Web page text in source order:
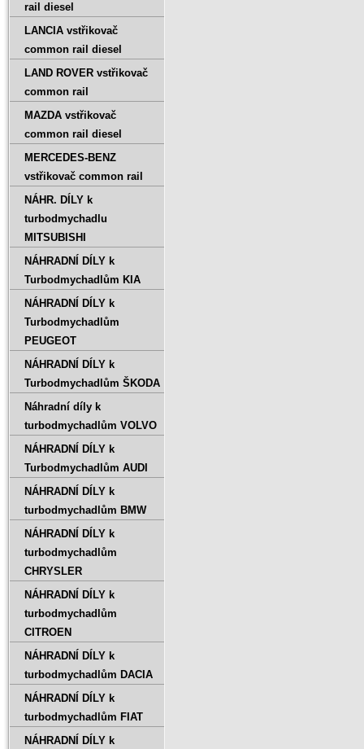
rail diesel
LANCIA vstřikovač
common rail diesel
LAND ROVER vstřikovač
common rail
MAZDA vstřikovač
common rail diesel
MERCEDES-BENZ
vstřikovač common rail
NÁHR. DÍLY k
turbodmychadlu
MITSUBISHI
NÁHRADNÍ DÍLY k
Turbodmychadlům KIA
NÁHRADNÍ DÍLY k
Turbodmychadlům
PEUGEOT
NÁHRADNÍ DÍLY k
Turbodmychadlům ŠKODA
Náhradní díly k
turbodmychadlům VOLVO
NÁHRADNÍ DÍLY k
Turbodmychadlům AUDI
NÁHRADNÍ DÍLY k
turbodmychadlům BMW
NÁHRADNÍ DÍLY k
turbodmychadlům
CHRYSLER
NÁHRADNÍ DÍLY k
turbodmychadlům
CITROEN
NÁHRADNÍ DÍLY k
turbodmychadlům DACIA
NÁHRADNÍ DÍLY k
turbodmychadlům FIAT
NÁHRADNÍ DÍLY k